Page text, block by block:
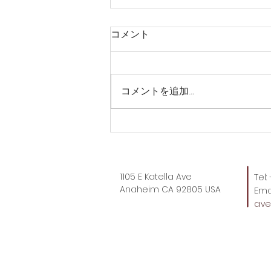
コメント
コメントを追加…
1105 E Katella Ave
Anaheim CA 92805 USA